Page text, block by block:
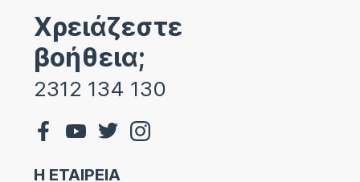
Χρειάζεστε
βοήθεια;
2312 134 130
Η ΕΤΑΙΡΕΙΑ